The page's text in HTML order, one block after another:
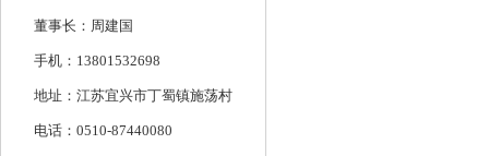
董事长：周建国
手机：13801532698
地址：江苏宜兴市丁蜀镇施荡村
电话：0510-87440080